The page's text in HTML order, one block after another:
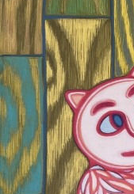
너머 보이는 집에 들어
는 열두 동물을 만나게
열두 동물들을 만난다.
질문을 받는다.고양이
기한다.계속 되는 질문
지쳐간다.일곱번째 동
'자랑하고 싶어서'라고
문에 고양이는 고민에
이의 질문에 대해 생각
들을 다 만나고 나오는
는 것이 있지만, 자신도